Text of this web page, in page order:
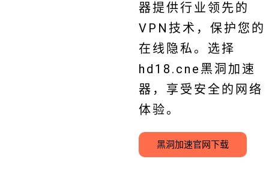
器提供行业领先的
VPN技术，保护您的
在线隐私。选择
hd18.cne黑洞加速
器，享受安全的网络
体验。
黑洞加速官网下载